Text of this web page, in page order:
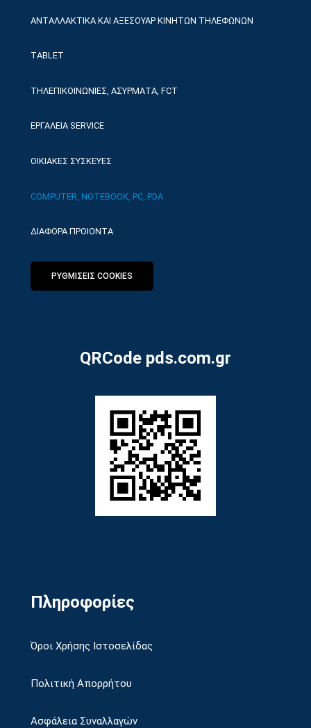
ΑΝΤΑΛΛΑΚΤΙΚΑ ΚΑΙ ΑΞΕΣΟΥΑΡ ΚΙΝΗΤΩΝ ΤΗΛΕΦΩΝΩΝ
TABLET
ΤΗΛΕΠΙΚΟΙΝΩΝΙΕΣ, ΑΣΥΡΜΑΤΑ, FCT
ΕΡΓΑΛΕΙΑ SERVICE
ΟΙΚΙΑΚΕΣ ΣΥΣΚΕΥΕΣ
COMPUTER, NOTEBOOK, PC, PDA
ΔΙΑΦΟΡΑ ΠΡΟΙΟΝΤΑ
ΡΥΘΜΙΣΕΙΣ COOKIES
QRCode pds.com.gr
Πληροφορίες
Όροι Χρήσης Ιστοσελίδας
Πολιτική Απορρήτου
Ασφάλεια Συναλλαγών